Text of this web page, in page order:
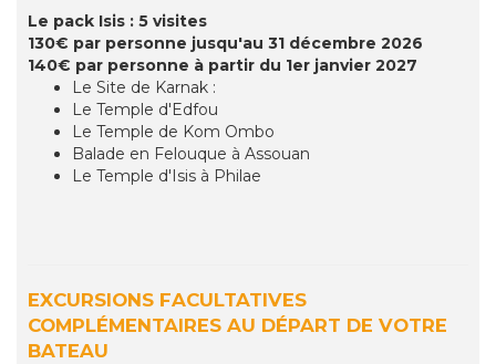
Le pack Isis : 5 visites
130€ par personne jusqu'au 31 décembre 2026
140€ par personne à partir du 1er janvier 2027
Le Site de Karnak :
Le Temple d'Edfou
Le Temple de Kom Ombo
Balade en Felouque à Assouan
Le Temple d'Isis à Philae
EXCURSIONS FACULTATIVES
COMPLÉMENTAIRES AU DÉPART DE VOTRE
BATEAU